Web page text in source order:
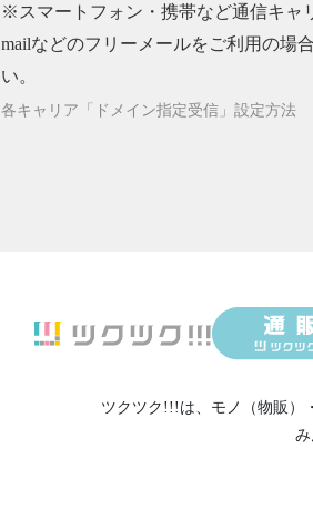
※スマートフォン・携帯など通信キャ
mailなどのフリーメールをご利用の場
い。
各キャリア「ドメイン指定受信」設定方法
ツクツク!!!は、 モノ（物販） ・